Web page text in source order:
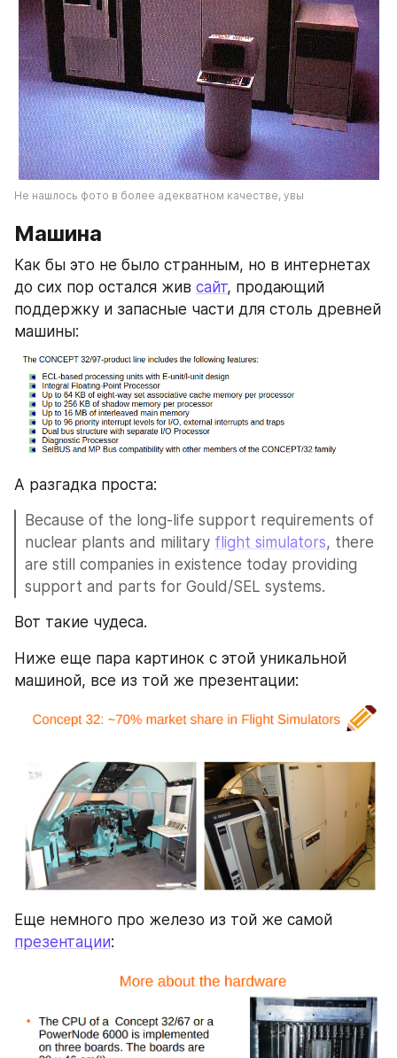
Не нашлось фото в более адекватном качестве, увы
Машина
Как бы это не было странным, но в интернетах
до сих пор остался жив сайт, продающий
поддержку и запасные части для столь древней
машины:
А разгадка проста:
Because of the long-life support requirements of
nuclear plants and military flight simulators, there
are still companies in existence today providing
support and parts for Gould/SEL systems.
Вот такие чудеса.
Ниже еще пара картинок с этой уникальной
машиной, все из той же презентации:
презентации: